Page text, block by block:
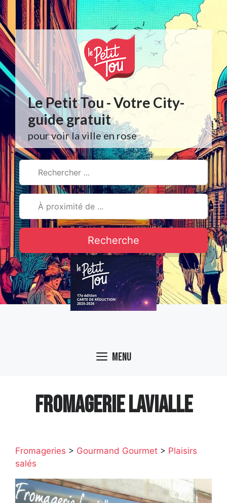
Aller
au
contenu
Le Petit Tou - Votre City-
guide gratuit
pour voir la ville en rose
Recherche
Menu
FROMAGERIE LAVIALLE
Fromageries > Gourmand Gourmet > Plaisirs
salés